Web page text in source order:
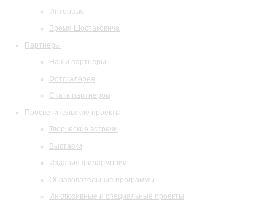
Интервью
Время Шостаковича
Партнеры
Наши партнеры
Фотогалерея
Стать партнером
Просветительские проекты
Творческие встречи
Выставки
Издания филармонии
Образовательные программы
Инклюзивные и специальные проекты